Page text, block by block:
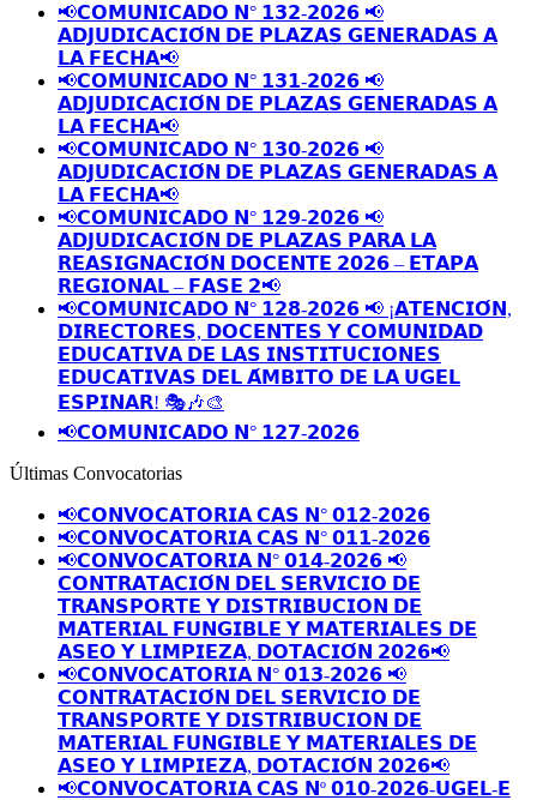
📢𝗖𝗢𝗠𝗨𝗡𝗜𝗖𝗔𝗗𝗢 𝗡° 𝟭𝟯𝟮-𝟮𝟬𝟮𝟲 📢
𝗔𝗗𝗝𝗨𝗗𝗜𝗖𝗔𝗖𝗜𝗢́𝗡 𝗗𝗘 𝗣𝗟𝗔𝗭𝗔𝗦 𝗚𝗘𝗡𝗘𝗥𝗔𝗗𝗔𝗦 𝗔
𝗟𝗔 𝗙𝗘𝗖𝗛𝗔📢
📢𝗖𝗢𝗠𝗨𝗡𝗜𝗖𝗔𝗗𝗢 𝗡° 𝟭𝟯𝟭-𝟮𝟬𝟮𝟲 📢
𝗔𝗗𝗝𝗨𝗗𝗜𝗖𝗔𝗖𝗜𝗢́𝗡 𝗗𝗘 𝗣𝗟𝗔𝗭𝗔𝗦 𝗚𝗘𝗡𝗘𝗥𝗔𝗗𝗔𝗦 𝗔
𝗟𝗔 𝗙𝗘𝗖𝗛𝗔📢
📢𝗖𝗢𝗠𝗨𝗡𝗜𝗖𝗔𝗗𝗢 𝗡° 𝟭𝟯𝟬-𝟮𝟬𝟮𝟲 📢
𝗔𝗗𝗝𝗨𝗗𝗜𝗖𝗔𝗖𝗜𝗢́𝗡 𝗗𝗘 𝗣𝗟𝗔𝗭𝗔𝗦 𝗚𝗘𝗡𝗘𝗥𝗔𝗗𝗔𝗦 𝗔
𝗟𝗔 𝗙𝗘𝗖𝗛𝗔📢
📢𝗖𝗢𝗠𝗨𝗡𝗜𝗖𝗔𝗗𝗢 𝗡° 𝟭𝟮𝟵-𝟮𝟬𝟮𝟲 📢
𝗔𝗗𝗝𝗨𝗗𝗜𝗖𝗔𝗖𝗜𝗢́𝗡 𝗗𝗘 𝗣𝗟𝗔𝗭𝗔𝗦 𝗣𝗔𝗥𝗔 𝗟𝗔
𝗥𝗘𝗔𝗦𝗜𝗚𝗡𝗔𝗖𝗜𝗢́𝗡 𝗗𝗢𝗖𝗘𝗡𝗧𝗘 𝟮𝟬𝟮𝟲 – 𝗘𝗧𝗔𝗣𝗔
𝗥𝗘𝗚𝗜𝗢𝗡𝗔𝗟 – 𝗙𝗔𝗦𝗘 𝟮📢
📢𝗖𝗢𝗠𝗨𝗡𝗜𝗖𝗔𝗗𝗢 𝗡° 𝟭𝟮𝟴-𝟮𝟬𝟮𝟲 📢 ¡𝗔𝗧𝗘𝗡𝗖𝗜𝗢́𝗡,
𝗗𝗜𝗥𝗘𝗖𝗧𝗢𝗥𝗘𝗦, 𝗗𝗢𝗖𝗘𝗡𝗧𝗘𝗦 𝗬 𝗖𝗢𝗠𝗨𝗡𝗜𝗗𝗔𝗗
𝗘𝗗𝗨𝗖𝗔𝗧𝗜𝗩𝗔 𝗗𝗘 𝗟𝗔𝗦 𝗜𝗡𝗦𝗧𝗜𝗧𝗨𝗖𝗜𝗢𝗡𝗘𝗦
𝗘𝗗𝗨𝗖𝗔𝗧𝗜𝗩𝗔𝗦 𝗗𝗘𝗟 𝗔́𝗠𝗕𝗜𝗧𝗢 𝗗𝗘 𝗟𝗔 𝗨𝗚𝗘𝗟
𝗘𝗦𝗣𝗜𝗡𝗔𝗥! 🎭🎶🎨
📢𝗖𝗢𝗠𝗨𝗡𝗜𝗖𝗔𝗗𝗢 𝗡° 𝟭𝟮𝟳-𝟮𝟬𝟮𝟲
Últimas Convocatorias
📢𝗖𝗢𝗡𝗩𝗢𝗖𝗔𝗧𝗢𝗥𝗜𝗔 𝗖𝗔𝗦 𝗡° 𝟬𝟭𝟮-𝟮𝟬𝟮𝟲
📢𝗖𝗢𝗡𝗩𝗢𝗖𝗔𝗧𝗢𝗥𝗜𝗔 𝗖𝗔𝗦 𝗡° 𝟬𝟭𝟭-𝟮𝟬𝟮𝟲
📢𝗖𝗢𝗡𝗩𝗢𝗖𝗔𝗧𝗢𝗥𝗜𝗔 𝗡° 𝟬𝟭𝟰-𝟮𝟬𝟮𝟲 📢
𝗖𝗢𝗡𝗧𝗥𝗔𝗧𝗔𝗖𝗜𝗢́𝗡 𝗗𝗘𝗟 𝗦𝗘𝗥𝗩𝗜𝗖𝗜𝗢 𝗗𝗘
𝗧𝗥𝗔𝗡𝗦𝗣𝗢𝗥𝗧𝗘 𝗬 𝗗𝗜𝗦𝗧𝗥𝗜𝗕𝗨𝗖𝗜𝗢𝗡 𝗗𝗘
𝗠𝗔𝗧𝗘𝗥𝗜𝗔𝗟 𝗙𝗨𝗡𝗚𝗜𝗕𝗟𝗘 𝗬 𝗠𝗔𝗧𝗘𝗥𝗜𝗔𝗟𝗘𝗦 𝗗𝗘
𝗔𝗦𝗘𝗢 𝗬 𝗟𝗜𝗠𝗣𝗜𝗘𝗭𝗔, 𝗗𝗢𝗧𝗔𝗖𝗜𝗢́𝗡 𝟮𝟬𝟮𝟲📢
📢𝗖𝗢𝗡𝗩𝗢𝗖𝗔𝗧𝗢𝗥𝗜𝗔 𝗡° 𝟬𝟭𝟯-𝟮𝟬𝟮𝟲 📢
𝗖𝗢𝗡𝗧𝗥𝗔𝗧𝗔𝗖𝗜𝗢́𝗡 𝗗𝗘𝗟 𝗦𝗘𝗥𝗩𝗜𝗖𝗜𝗢 𝗗𝗘
𝗧𝗥𝗔𝗡𝗦𝗣𝗢𝗥𝗧𝗘 𝗬 𝗗𝗜𝗦𝗧𝗥𝗜𝗕𝗨𝗖𝗜𝗢𝗡 𝗗𝗘
𝗠𝗔𝗧𝗘𝗥𝗜𝗔𝗟 𝗙𝗨𝗡𝗚𝗜𝗕𝗟𝗘 𝗬 𝗠𝗔𝗧𝗘𝗥𝗜𝗔𝗟𝗘𝗦 𝗗𝗘
𝗔𝗦𝗘𝗢 𝗬 𝗟𝗜𝗠𝗣𝗜𝗘𝗭𝗔, 𝗗𝗢𝗧𝗔𝗖𝗜𝗢́𝗡 𝟮𝟬𝟮𝟲📢
📢𝗖𝗢𝗡𝗩𝗢𝗖𝗔𝗧𝗢𝗥𝗜𝗔 𝗖𝗔𝗦 𝗡º 𝟬𝟭𝟬-𝟮𝟬𝟮𝟲-𝗨𝗚𝗘𝗟-𝗘